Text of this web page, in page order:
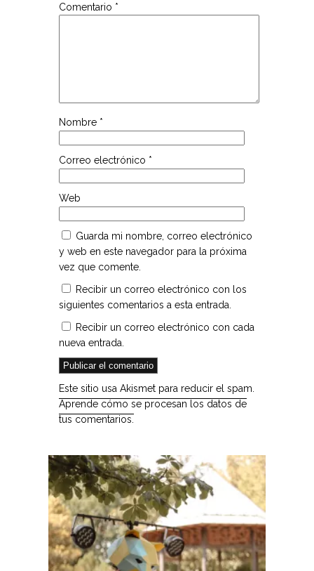
Comentario *
Nombre *
Correo electrónico *
Web
Guarda mi nombre, correo electrónico
y web en este navegador para la próxima
vez que comente.
Recibir un correo electrónico con los
siguientes comentarios a esta entrada.
Recibir un correo electrónico con cada
nueva entrada.
Este sitio usa Akismet para reducir el spam.
Aprende cómo se procesan los datos de
tus comentarios.